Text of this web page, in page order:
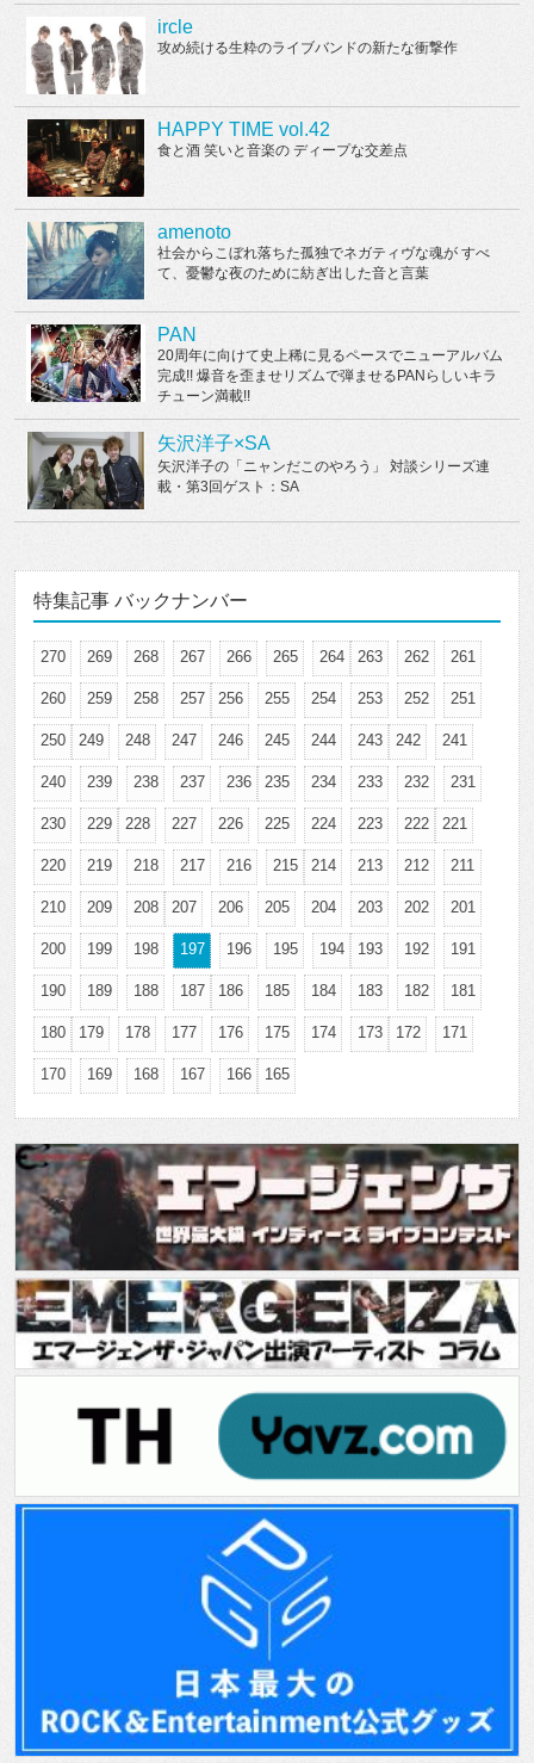
ircle
攻め続ける生粋のライブバンドの新たな衝撃作
HAPPY TIME vol.42
食と酒 笑いと音楽の ディープな交差点
amenoto
社会からこぼれ落ちた孤独でネガティヴな魂が すべ
て、憂鬱な夜のために紡ぎ出した音と言葉
PAN
20周年に向けて史上稀に見るペースでニューアルバム
完成!! 爆音を歪ませリズムで弾ませるPANらしいキラ
チューン満載!!
矢沢洋子×SA
矢沢洋子の「ニャンだこのやろう」 対談シリーズ連
載・第3回ゲスト：SA
特集記事 バックナンバー
270 269 268 267 266 265 264 263 262 261
260 259 258 257 256 255 254 253 252 251
250 249 248 247 246 245 244 243 242 241
240 239 238 237 236 235 234 233 232 231
230 229 228 227 226 225 224 223 222 221
220 219 218 217 216 215 214 213 212 211
210 209 208 207 206 205 204 203 202 201
200 199 198 197 196 195 194 193 192 191
190 189 188 187 186 185 184 183 182 181
180 179 178 177 176 175 174 173 172 171
170 169 168 167 166 165